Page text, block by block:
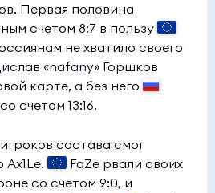
Первая половина
счетом 8:7 в пользу
не хватило своего
«nafany» Горшков
карте, а без него
счетом 13:16.
состава смог
FaZe рвали своих
со счетом 9:0, и